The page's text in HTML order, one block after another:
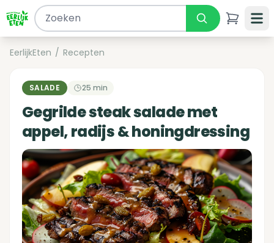
EerlijkEten / Recepten
SALADE 25 min
Gegrilde steak salade met
appel, radijs & honingdressing